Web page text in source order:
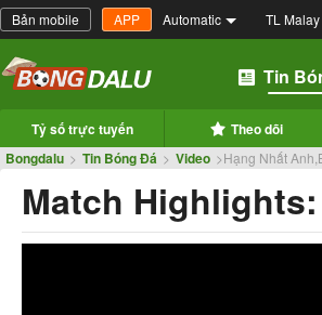
Bản mobile APP Automatic TL Malay
Tin
Tỷ số trực tuyến Theo dõi
Bongdalu > Tin Bóng Đá > Video >Hạng Nhất
Match